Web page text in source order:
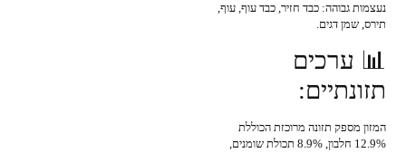
נעצמות גבוהה: כבד חזיר, כבד עוף, עוף,
תירס, שמן דגים.
📊 ערכים
תזונתיים:
המזון מספק תזונה מרוכזת הכוללת
12.9% חלבון, 8.9% תכולת שומנים,